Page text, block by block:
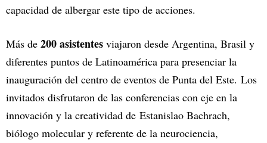
capacidad de albergar este tipo de acciones.
Más de 200 asistentes viajaron desde Argentina, Brasil y
diferentes puntos de Latinoamérica para presenciar la
inauguración del centro de eventos de Punta del Este. Los
invitados disfrutaron de las conferencias con eje en la
innovación y la creatividad de Estanislao Bachrach,
biólogo molecular y referente de la neurociencia,